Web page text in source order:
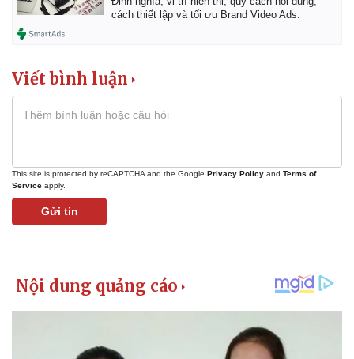
cách thiết lập và tối ưu Brand Video Ads.
Viết bình luận
This site is protected by reCAPTCHA and the Google Privacy Policy and Terms of
Service apply.
Gửi tin